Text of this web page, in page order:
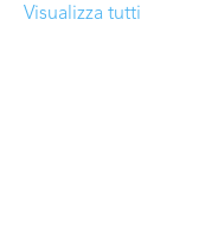
Visualizza tutti